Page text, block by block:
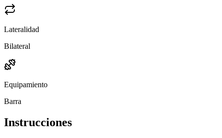
Lateralidad
Bilateral
Equipamiento
Barra
Instrucciones